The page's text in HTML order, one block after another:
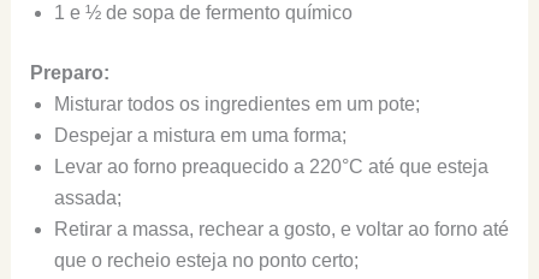
1 e ½ de sopa de fermento químico
Preparo:
Misturar todos os ingredientes em um pote;
Despejar a mistura em uma forma;
Levar ao forno preaquecido a 220°C até que esteja
assada;
Retirar a massa, rechear a gosto, e voltar ao forno até
que o recheio esteja no ponto certo;